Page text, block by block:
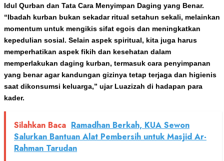
Idul Qurban dan Tata Cara Menyimpan Daging yang Benar.
“Ibadah kurban bukan sekadar ritual setahun sekali, melainkan
momentum untuk mengikis sifat egois dan meningkatkan
kepedulian sosial. Selain aspek spiritual, kita juga harus
memperhatikan aspek fikih dan kesehatan dalam
memperlakukan daging kurban, termasuk cara penyimpanan
yang benar agar kandungan gizinya tetap terjaga dan higienis
saat dikonsumsi keluarga,” ujar Luazizah di hadapan para
kader.
Silahkan Baca Ramadhan Berkah, KUA Sewon
Salurkan Bantuan Alat Pembersih untuk Masjid Ar-
Rahman Tarudan